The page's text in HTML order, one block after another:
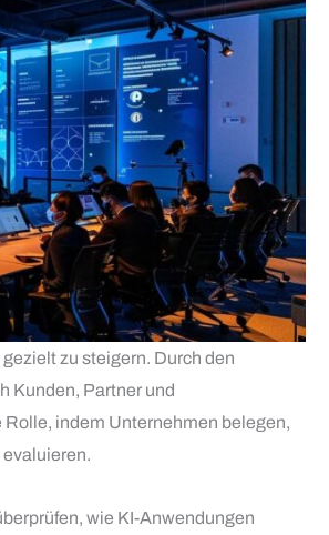
zu steigern. Durch den
Kunden, Partner und
indem Unternehmen belegen,
wie KI-Anwendungen